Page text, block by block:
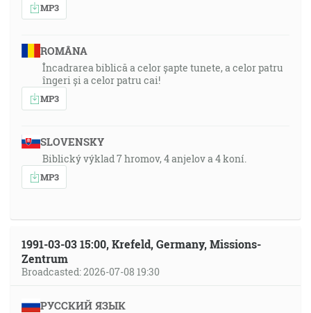
MP3
ROMÂNA
Încadrarea biblică a celor șapte tunete, a celor patru
îngeri și a celor patru cai!
MP3
SLOVENSKY
Biblický výklad 7 hromov, 4 anjelov a 4 koní.
MP3
1991-03-03 15:00, Krefeld, Germany, Missions-
Zentrum
Broadcasted: 2026-07-08 19:30
РУССКИЙ ЯЗЫК